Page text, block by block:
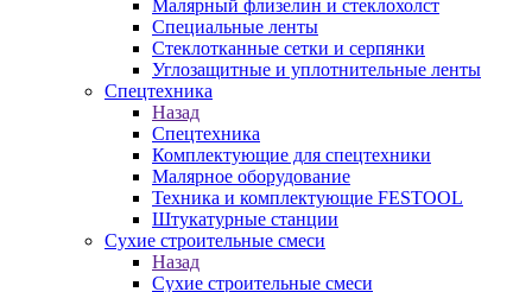
Малярный флизелин и стеклохолст
Специальные ленты
Стеклотканные сетки и серпянки
Углозащитные и уплотнительные ленты
Спецтехника
Назад
Спецтехника
Комплектующие для спецтехники
Малярное оборудование
Техника и комплектующие FESTOOL
Штукатурные станции
Сухие строительные смеси
Назад
Сухие строительные смеси